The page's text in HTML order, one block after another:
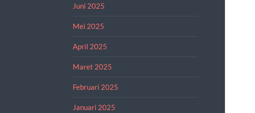
Juni 2025
Mei 2025
April 2025
Maret 2025
Februari 2025
Januari 2025